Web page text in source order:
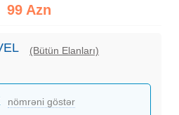
99 Azn
(Bütün Elanları)
nömrəni göstər